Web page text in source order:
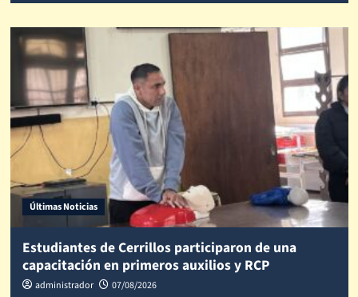
Últimas Noticias
Estudiantes de Cerrillos participaron de una
capacitación en primeros auxilios y RCP
administrador 07/08/2026